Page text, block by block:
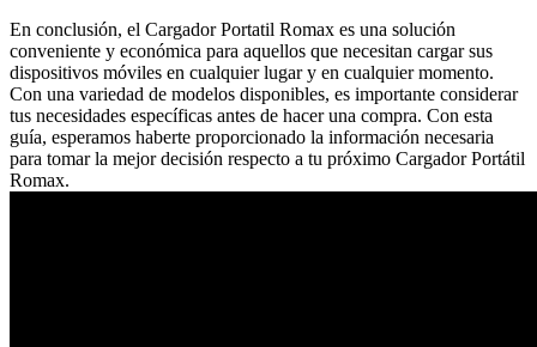
En conclusión, el Cargador Portatil Romax es una solución
conveniente y económica para aquellos que necesitan cargar sus
dispositivos móviles en cualquier lugar y en cualquier momento.
Con una variedad de modelos disponibles, es importante considerar
tus necesidades específicas antes de hacer una compra. Con esta
guía, esperamos haberte proporcionado la información necesaria
para tomar la mejor decisión respecto a tu próximo Cargador Portátil
Romax.